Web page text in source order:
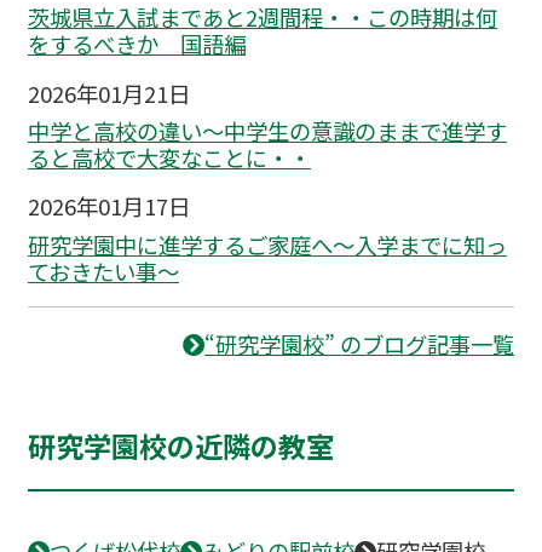
茨城県立入試まであと2週間程・・この時期は何
をするべきか 国語編
2026年01月21日
中学と高校の違い～中学生の意識のままで進学す
ると高校で大変なことに・・
2026年01月17日
研究学園中に進学するご家庭へ～入学までに知っ
ておきたい事～
“研究学園校” のブログ記事一覧
研究学園校の近隣の教室